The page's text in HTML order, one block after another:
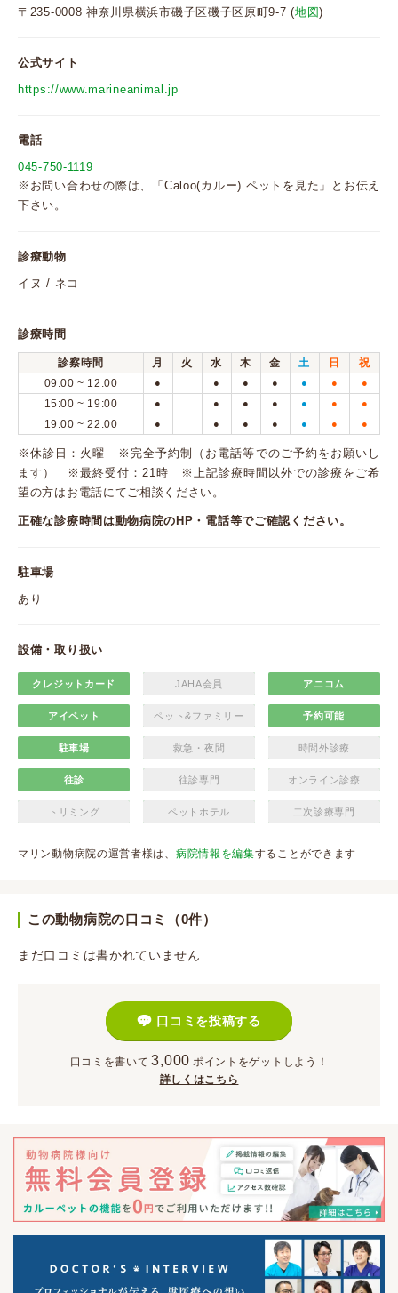
〒235-0008 神奈川県横浜市磯子区磯子区原町9-7 (地図)
公式サイト
https://www.marineanimal.jp
電話
045-750-1119
※お問い合わせの際は、「Caloo(カルー) ペットを見た」とお伝え
下さい。
診療動物
イヌ / ネコ
診療時間
診察時間 月 火 水 木 金 土 日
祝
09:00 ~ 12:00
● ● ● ● ● ● ●
15:00 ~ 19:00 ● ● ● ● ● ● ●
19:00 ~ 22:00 ● ● ● ● ● ● ●
※休診日：火曜 ※完全予約制（お電話等でのご予約をお願いし
ます） ※最終受付：21時 ※上記診療時間以外での診療をご希
望の方はお電話にてご相談ください。
正確な診療時間は動物病院のHP・電話等でご確認ください。
駐車場
あり
設備・取り扱い
クレジットカード JAHA会員 アニコム
アイペット ペット&ファミリー 予約可能
駐車場 救急・夜間 時間外診療
往診 往診専門 オンライン診療
トリミング ペットホテル 二次診療専門
マリン動物病院の運営者様は、 病院情報を編集することができます
この動物病院の口コミ（0件）
まだ口コミは書かれていません
口コミを投稿する
口コミを書いて 3,000 ポイント をゲットしよう！
詳しくはこちら